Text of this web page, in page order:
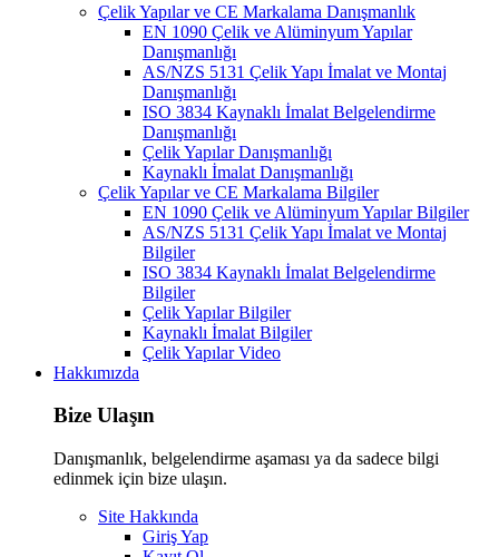
Çelik Yapılar ve CE Markalama Danışmanlık
EN 1090 Çelik ve Alüminyum Yapılar
Danışmanlığı
AS/NZS 5131 Çelik Yapı İmalat ve Montaj
Danışmanlığı
ISO 3834 Kaynaklı İmalat Belgelendirme
Danışmanlığı
Çelik Yapılar Danışmanlığı
Kaynaklı İmalat Danışmanlığı
Çelik Yapılar ve CE Markalama Bilgiler
EN 1090 Çelik ve Alüminyum Yapılar Bilgiler
AS/NZS 5131 Çelik Yapı İmalat ve Montaj
Bilgiler
ISO 3834 Kaynaklı İmalat Belgelendirme
Bilgiler
Çelik Yapılar Bilgiler
Kaynaklı İmalat Bilgiler
Çelik Yapılar Video
Hakkımızda
Bize Ulaşın
Danışmanlık, belgelendirme aşaması ya da sadece bilgi
edinmek için bize ulaşın.
Site Hakkında
Giriş Yap